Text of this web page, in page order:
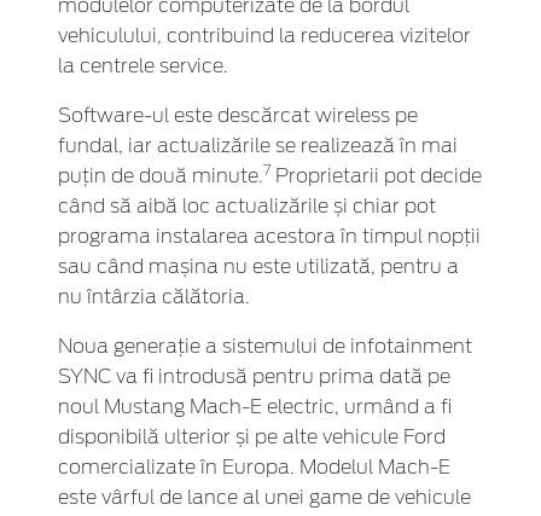
modulelor computerizate de la bordul
vehiculului, contribuind la reducerea vizitelor
la centrele service.
Software-ul este descărcat wireless pe
fundal, iar actualizările se realizează în mai
puțin de două minute.7 Proprietarii pot decide
când să aibă loc actualizările și chiar pot
programa instalarea acestora în timpul nopții
sau când mașina nu este utilizată, pentru a
nu întârzia călătoria.
Noua generație a sistemului de infotainment
SYNC va fi introdusă pentru prima dată pe
noul Mustang Mach-E electric, urmând a fi
disponibilă ulterior și pe alte vehicule Ford
comercializate în Europa. Modelul Mach-E
este vârful de lance al unei game de vehicule